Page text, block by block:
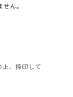
ん。
、捺印して